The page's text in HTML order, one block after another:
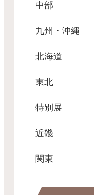
中部
九州・沖縄
北海道
東北
特別展
近畿
関東